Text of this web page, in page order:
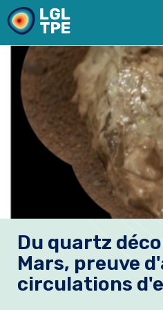
Le Laboratoire
Recherche
Instrumentation
Du quartz
Mars, preuve
circulations